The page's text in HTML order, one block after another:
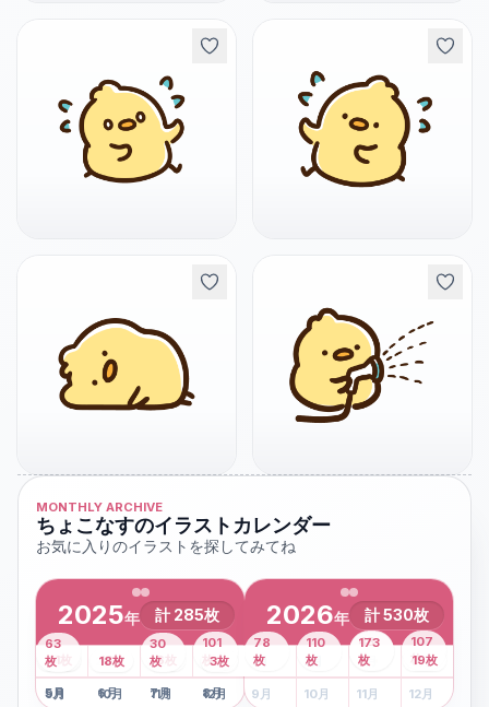
MONTHLY ARCHIVE
ちょこなすのイラストカレンダー
お気に入りのイラストを探してみてね
2025年 計 285枚
1月
2枚 2月 3月 4月
8枚
5月
41 枚
6月
13枚
7月
6枚
8月
101
枚
9月
63
枚
10月
18枚
11月
30
枚
12月
3枚
2026年 計530枚
1月 2月 3月
43
枚
4月
107
枚
5 月
78
枚
6月
110
枚
7月
173
枚
8月
19枚
9 月 10月 11月 12月